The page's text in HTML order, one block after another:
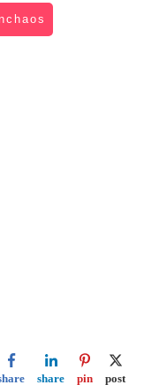
share pin post